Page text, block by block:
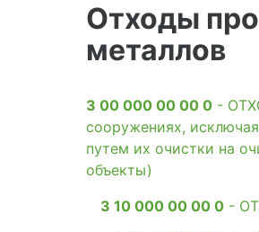
Отходы
металлов
3 00 000 00 00 0 -
сооружениях,
путем их очистки на
объекты)
3 10 000 00 00 0 -